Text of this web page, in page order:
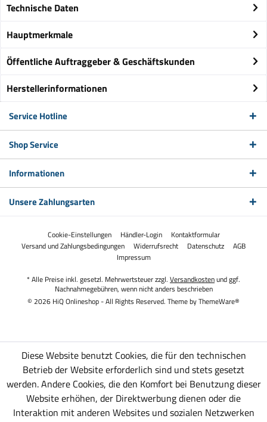
Technische Daten
Hauptmerkmale
Öffentliche Auftraggeber & Geschäftskunden
Herstellerinformationen
Service Hotline
Shop Service
Informationen
Unsere Zahlungsarten
Cookie-Einstellungen Händler-Login
Kontaktformular
Versand und Zahlungsbedingungen
Widerrufsrecht Datenschutz
AGB
Impressum
* Alle Preise inkl. gesetzl. Mehrwertsteuer zzgl. Versandkostenund ggf.
Nachnahmegebühren, wenn nicht anders beschrieben
© 2026 HiQ Onlineshop - All Rights Reserved. Theme byThemeWare®
Diese Website benutzt Cookies, die für den technischen
Betrieb der Website erforderlich sind und stets gesetzt
werden. Andere Cookies, die den Komfort bei Benutzung dieser
Website erhöhen, der Direktwerbung dienen oder die
Interaktion mit anderen Websites und sozialen Netzwerken